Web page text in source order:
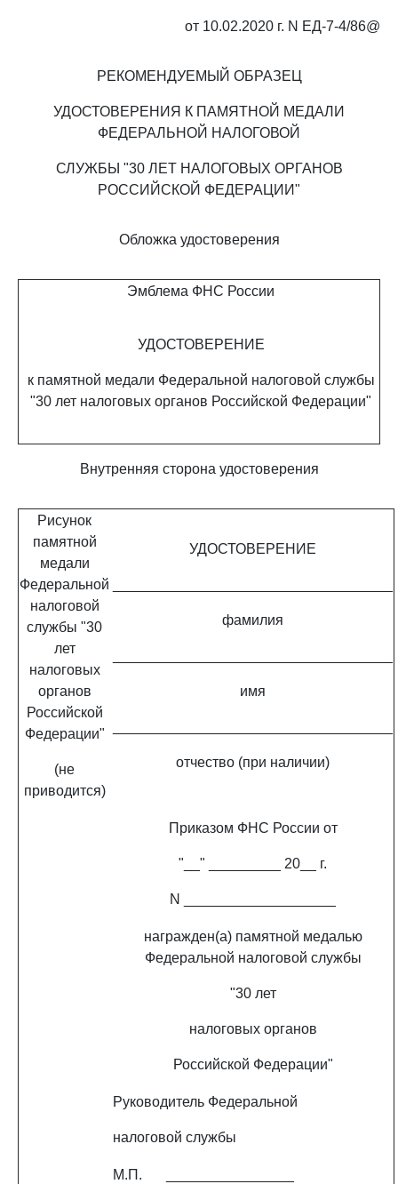
от 10.02.2020 г. N ЕД-7-4/86@
РЕКОМЕНДУЕМЫЙ ОБРАЗЕЦ
УДОСТОВЕРЕНИЯ К ПАМЯТНОЙ МЕДАЛИ
ФЕДЕРАЛЬНОЙ НАЛОГОВОЙ
СЛУЖБЫ "30 ЛЕТ НАЛОГОВЫХ ОРГАНОВ
РОССИЙСКОЙ ФЕДЕРАЦИИ"
Обложка удостоверения
Эмблема ФНС России
УДОСТОВЕРЕНИЕ
к памятной медали Федеральной налоговой службы
"30 лет налоговых органов Российской Федерации"
Внутренняя сторона удостоверения
Рисунок
памятной
медали
Федеральной
налоговой
службы "30
лет
налоговых
органов
Российской
Федерации"
(не
приводится)
УДОСТОВЕРЕНИЕ
фамилия
имя
отчество (при наличии)
Приказом ФНС России от
"__" _________ 20__ г.
N ___________________
награжден(а) памятной медалью
Федеральной налоговой службы
"30 лет
налоговых органов
Российской Федерации"
Руководитель Федеральной
налоговой службы
М.П.